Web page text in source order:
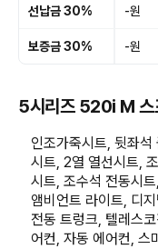
선납금 30% -원
보증금 30% -원
5시리즈 520i M 스
인조가죽시트, 뒷좌
시트, 2열 열선시트,
시트, 조수석 전동시
앰비언트 라이트, 디
전동 트렁크, 텔레스
어컨, 자동 에어컨, 스